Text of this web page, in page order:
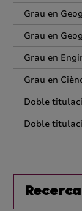
Grau en
Grau en
Grau en
Grau en
Doble
Doble
Recerca